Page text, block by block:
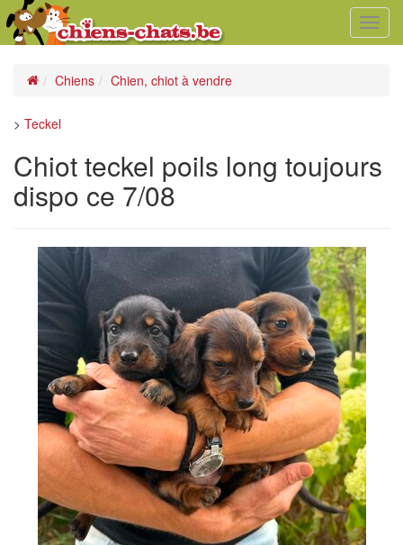
Chiens Chien, chiot à vendre
> Teckel
Chiot teckel poils long toujours
dispo ce 7/08